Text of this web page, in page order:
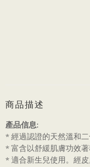
商品描述
產品信息:
* 經過認證的天然溫和
* 富含以舒緩肌膚功效
* 適合新生兒使用。經